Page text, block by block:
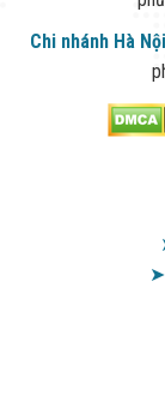
Chi nhánh Hà
➤